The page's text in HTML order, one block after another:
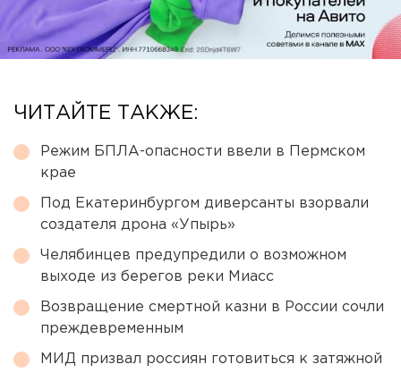
ЧИТАЙТЕ ТАКЖЕ:
Режим БПЛА-опасности ввели в Пермском
крае
Под Екатеринбургом диверсанты взорвали
создателя дрона «Упырь»
Челябинцев предупредили о возможном
выходе из берегов реки Миасс
Возвращение смертной казни в России сочли
преждевременным
МИД призвал россиян готовиться к затяжной